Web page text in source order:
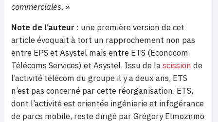
commerciales. »
Note de l’auteur : une première version de cet
article évoquait à tort un rapprochement non pas
entre EPS et Asystel mais entre ETS (Econocom
Télécoms Services) et Asystel. Issu de lascission de
l’activité télécom du groupe il y a deux ans, ETS
n’est pas concerné par cette réorganisation. ETS,
dont l’activité est orientée ingénierie et infogérance
de parcs mobile, reste dirigé par Grégory Elmoznino